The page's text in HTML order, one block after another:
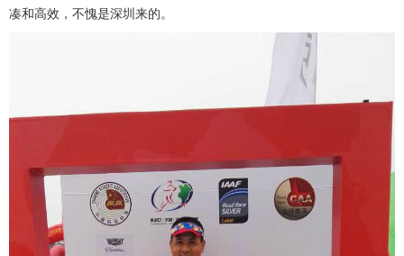
凑和高效，不愧是深圳来的。